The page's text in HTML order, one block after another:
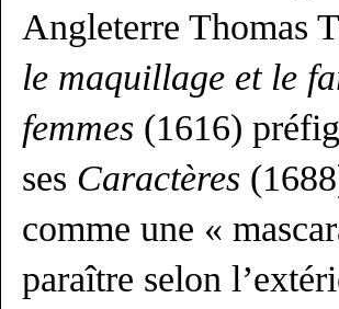
Angleterre Thomas
le maquillage et le
femmes (1616)
ses Caractères
comme une «
paraître selon